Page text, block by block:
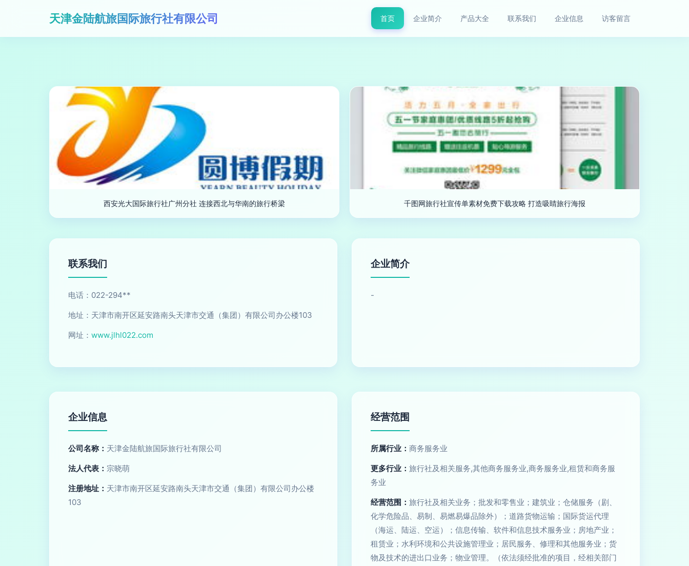
天津金陆航旅国际旅行社有限公司 首页 企业简介 产品大全 联系我们 企业信息 访客留言
西安光大国际旅行社广州分社 连接西北与华南的旅行桥梁 千图网旅行社宣传单素材免费下载攻略 打造吸睛旅行海报
联系我们
电话：022-294**
地址：天津市南开区延安路南头天津市交通（集团）有限公司办公楼103
网址： www.jlhl022.com
企业简介
-
企业信息
公司名称： 天津金陆航旅国际旅行社有限公司
法人代表： 宗晓萌
注册地址： 天津市南开区延安路南头天津市交通（集团）有限公司办公楼
103
经营范围
所属行业： 商务服务业
更多行业： 旅行社及相关服务,其他商务服务业,商务服务业,租赁和商务服
务业
经营范围： 旅行社及相关业务；批发和零售业；建筑业；仓储服务（剧、
化学危险品、易制、易燃易爆品除外）；道路货物运输；国际货运代理
（海运、陆运、空运）；信息传输、软件和信息技术服务业；房地产业；
租赁业；水利环境和公共设施管理业；居民服务、修理和其他服务业；货
物及技术的进出口业务；物业管理。（依法须经批准的项目，经相关部门